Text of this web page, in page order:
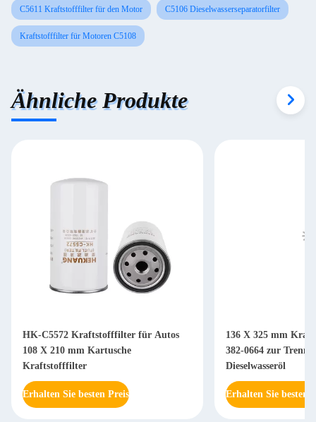
C5611 Kraftstofffilter für den Motor C5106 Dieselwasserseparatorfilter
Kraftstofffilter für Motoren C5108
Ähnliche Produkte
HK-C5572 Kraftstofffilter für Autos
108 X 210 mm Kartusche
Kraftstofffilter
Erhalten Sie besten Preis
136 X 325 mm
382-0664 zur
Dieselwasseröl
Erhalten Sie besten